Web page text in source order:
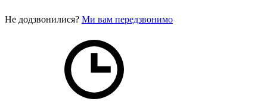
Не додзвонилися? Ми вам передзвонимо